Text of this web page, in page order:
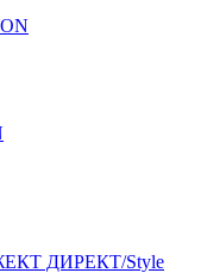
ДИРЕКТ/Style